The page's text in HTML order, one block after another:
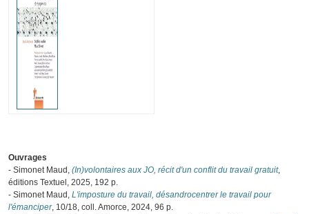
Ouvrages
- Simonet Maud, (In)volontaires aux JO, récit d'un conflit du travail gratuit,
éditions Textuel, 2025, 192 p.
- Simonet Maud, L'imposture du travail, désandrocentrer le travail pour
l'émanciper, 10/18, coll. Amorce, 2024, 96 p.